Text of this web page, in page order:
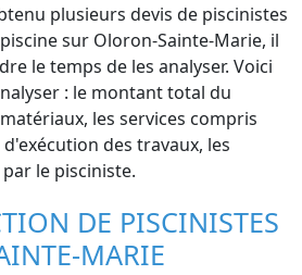
plusieurs devis de piscinistes
sur Oloron-Sainte-Marie, il
le temps de les analyser. Voici
: le montant total du
les services compris
des travaux, les
le pisciniste.
DE PISCINISTES
MARIE